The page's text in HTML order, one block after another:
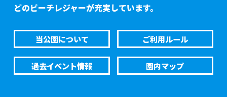
どのビーチレジャーが充実しています。
当公園について ご利用ルール
過去イベント情報 園内マップ